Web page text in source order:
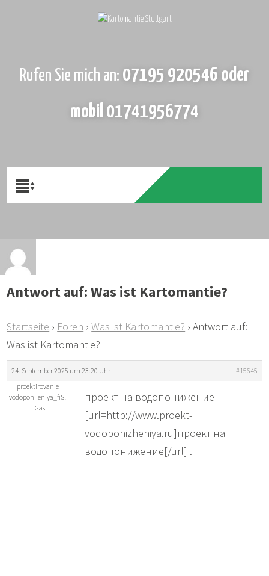
Rufen Sie mich an: 07195 920546 oder
mobil 01741956774
Antwort auf: Was ist Kartomantie?
Startseite › Foren › Was ist Kartomantie? › Antwort auf:
Was ist Kartomantie?
24. September 2025 um 23:20 Uhr
#15645
proektirovanie
vodoponijeniya_fiSl
Gast
проект на водопонижение
[url=http://www.proekt-
vodoponizheniya.ru]проект на
водопонижение[/url] .